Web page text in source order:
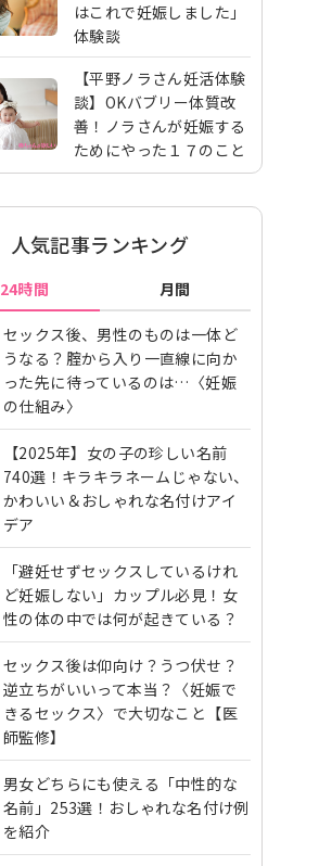
はこれで妊娠しました」
体験談
【平野ノラさん妊活体験
談】OKバブリー体質改
善！ノラさんが妊娠する
ためにやった１７のこと
人気記事ランキング
24時間 月間
セックス後、男性のものは一体ど
うなる？腟から入り一直線に向か
った先に待っているのは…〈妊娠
の仕組み〉
【2025年】女の子の珍しい名前
740選！キラキラネームじゃない、
かわいい＆おしゃれな名付けアイ
デア
「避妊せずセックスしているけれ
ど妊娠しない」カップル必見！女
性の体の中では何が起きている？
セックス後は仰向け？うつ伏せ？
逆立ちがいいって本当？〈妊娠で
きるセックス〉で大切なこと【医
師監修】
男女どちらにも使える「中性的な
名前」253選！おしゃれな名付け例
を紹介